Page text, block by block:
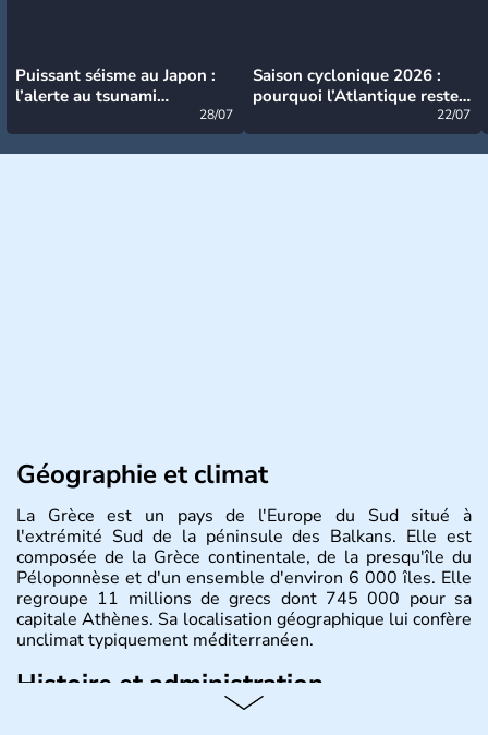
Puissant séisme au Japon :
l’alerte au tsunami
28/07
Saison cyclonique 2026 :
pourquoi l’Atlantique reste
22/07
Géographie et climat
La Grèce est un pays de l'Europe du Sud situé à
l'extrémité Sud de la péninsule des Balkans. Elle est
composée de la Grèce continentale, de la presqu'île du
Péloponnèse et d'un ensemble d'environ 6 000 îles. Elle
regroupe 11 millions de grecs dont 745 000 pour sa
capitale Athènes. Sa localisation géographique lui confère
unclimat typiquement méditerranéen.
Histoire et administration